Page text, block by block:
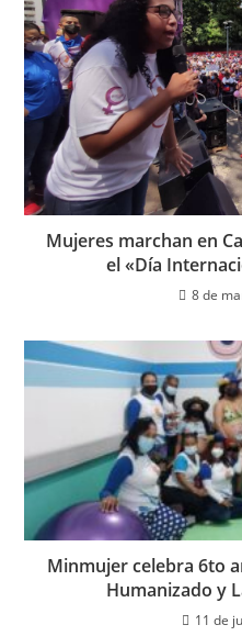
Mujeres marchan en
el «Día
8 de
Minmujer celebra 6to
Humanizado y
11 de